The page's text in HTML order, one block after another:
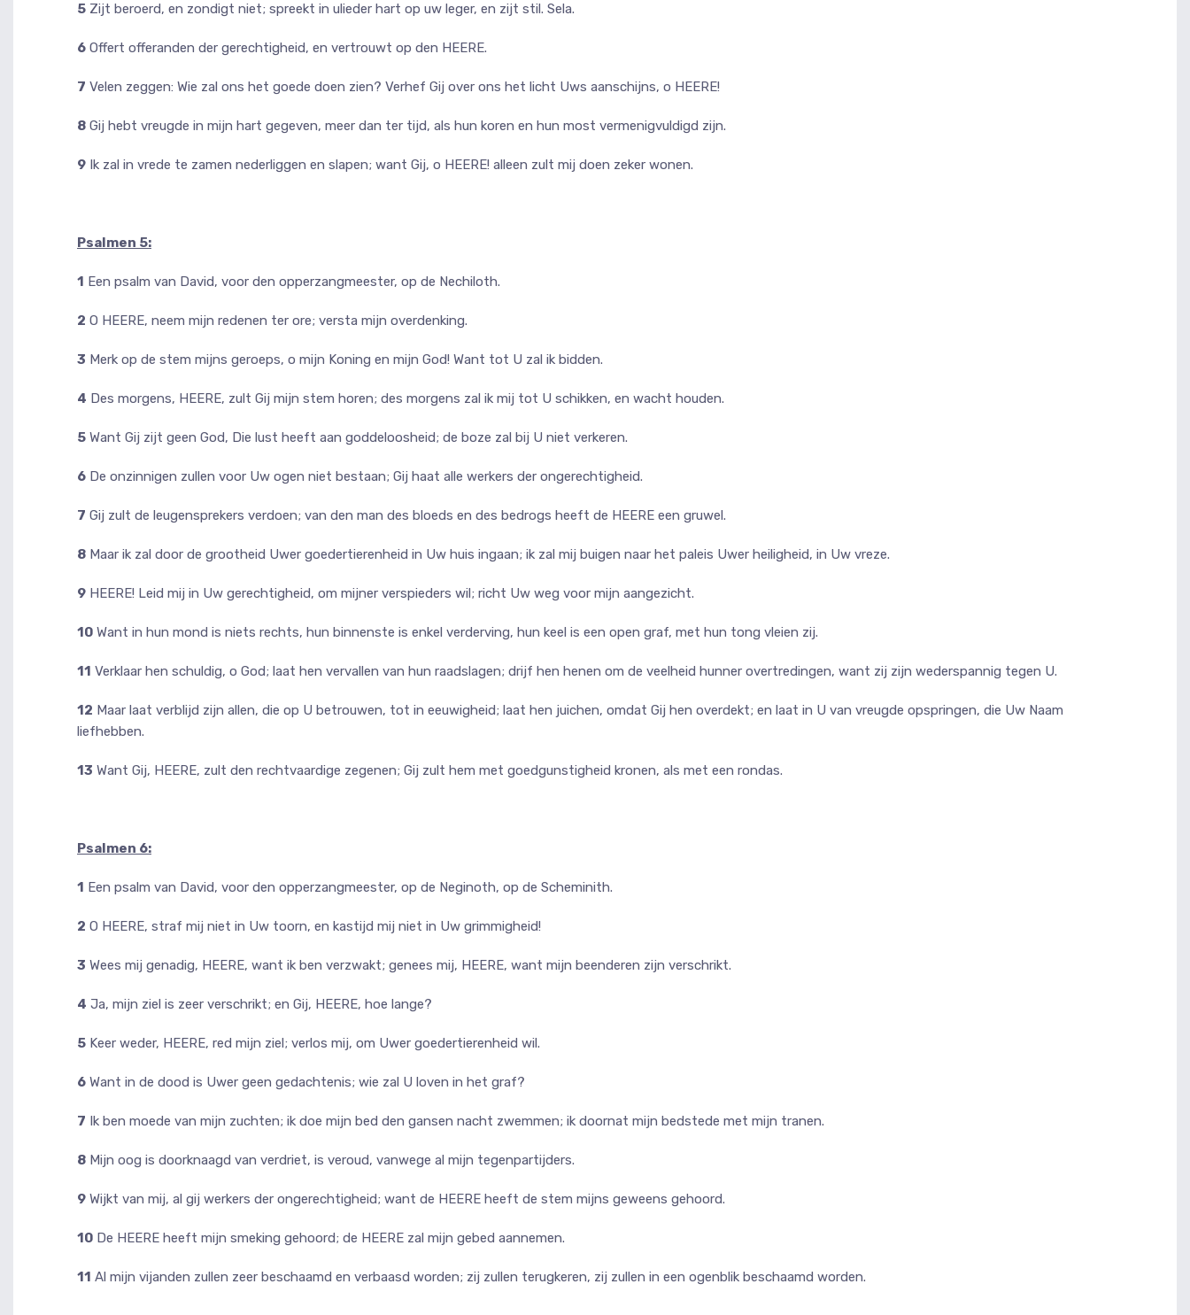
5 Zijt beroerd, en zondigt niet; spreekt in ulieder hart op uw leger, en zijt stil. Sela.
6 Offert offeranden der gerechtigheid, en vertrouwt op den HEERE.
7 Velen zeggen: Wie zal ons het goede doen zien? Verhef Gij over ons het licht Uws aanschijns, o HEERE!
8 Gij hebt vreugde in mijn hart gegeven, meer dan ter tijd, als hun koren en hun most vermenigvuldigd zijn.
9 Ik zal in vrede te zamen nederliggen en slapen; want Gij, o HEERE! alleen zult mij doen zeker wonen.
Psalmen 5:
1 Een psalm van David, voor den opperzangmeester, op de Nechiloth.
2 O HEERE, neem mijn redenen ter ore; versta mijn overdenking.
3 Merk op de stem mijns geroeps, o mijn Koning en mijn God! Want tot U zal ik bidden.
4 Des morgens, HEERE, zult Gij mijn stem horen; des morgens zal ik mij tot U schikken, en wacht houden.
5 Want Gij zijt geen God, Die lust heeft aan goddeloosheid; de boze zal bij U niet verkeren.
6 De onzinnigen zullen voor Uw ogen niet bestaan; Gij haat alle werkers der ongerechtigheid.
7 Gij zult de leugensprekers verdoen; van den man des bloeds en des bedrogs heeft de HEERE een gruwel.
8 Maar ik zal door de grootheid Uwer goedertierenheid in Uw huis ingaan; ik zal mij buigen naar het paleis Uwer heiligheid, in Uw vreze.
9 HEERE! Leid mij in Uw gerechtigheid, om mijner verspieders wil; richt Uw weg voor mijn aangezicht.
10 Want in hun mond is niets rechts, hun binnenste is enkel verderving, hun keel is een open graf, met hun tong vleien zij.
11 Verklaar hen schuldig, o God; laat hen vervallen van hun raadslagen; drijf hen henen om de veelheid hunner overtredingen, want zij zijn wederspannig tegen U.
12 Maar laat verblijd zijn allen, die op U betrouwen, tot in eeuwigheid; laat hen juichen, omdat Gij hen overdekt; en laat in U van vreugde opspringen, die Uw Naam
liefhebben.
13 Want Gij, HEERE, zult den rechtvaardige zegenen; Gij zult hem met goedgunstigheid kronen, als met een rondas.
Psalmen 6:
1 Een psalm van David, voor den opperzangmeester, op de Neginoth, op de Scheminith.
2 O HEERE, straf mij niet in Uw toorn, en kastijd mij niet in Uw grimmigheid!
3 Wees mij genadig, HEERE, want ik ben verzwakt; genees mij, HEERE, want mijn beenderen zijn verschrikt.
4 Ja, mijn ziel is zeer verschrikt; en Gij, HEERE, hoe lange?
5 Keer weder, HEERE, red mijn ziel; verlos mij, om Uwer goedertierenheid wil.
6 Want in de dood is Uwer geen gedachtenis; wie zal U loven in het graf?
7 Ik ben moede van mijn zuchten; ik doe mijn bed den gansen nacht zwemmen; ik doornat mijn bedstede met mijn tranen.
8 Mijn oog is doorknaagd van verdriet, is veroud, vanwege al mijn tegenpartijders.
9 Wijkt van mij, al gij werkers der ongerechtigheid; want de HEERE heeft de stem mijns geweens gehoord.
10 De HEERE heeft mijn smeking gehoord; de HEERE zal mijn gebed aannemen.
11 Al mijn vijanden zullen zeer beschaamd en verbaasd worden; zij zullen terugkeren, zij zullen in een ogenblik beschaamd worden.